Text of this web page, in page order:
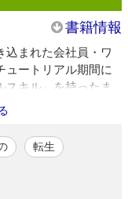
書籍情報
込まれた会社員・ワ
ュートリアル期間に
スキル」を持ったま
を生き始めたワタ
生活を始める。召
な女の子・エレ
賑やかな日々を送
者に虐げられてい
転生